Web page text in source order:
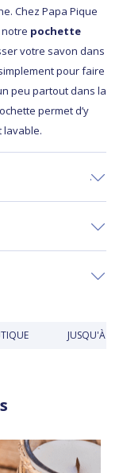
Chez Papa Pique
pochette
votre savon dans
pour faire
peu partout dans la
permet d’y
lavable.
JUSQU'À 30